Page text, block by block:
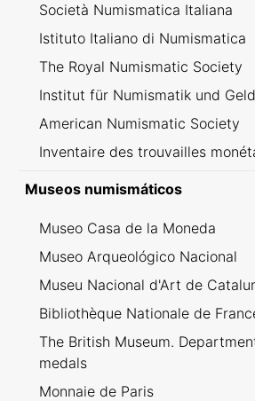
Società Numismatica Italiana
Istituto Italiano di Numismatica
The Royal Numismatic Society
Institut für Numismatik und
American Numismatic Society
Inventaire des trouvailles
Museos numismáticos
Museo Casa de la Moneda
Museo Arqueológico Nacional
Museu Nacional d'Art de
Bibliothèque Nationale de
The British Museum.
medals
Monnaie de Paris